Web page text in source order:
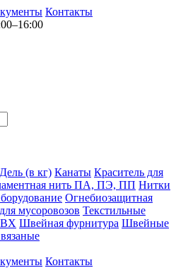
Контакты
Дель (в кг) Канаты Краситель для
нить ПА, ПЭ, ПП Нитки
Огнебиозащитная
мусоровозов Текстильные
Швейная фурнитура Швейные
Контакты